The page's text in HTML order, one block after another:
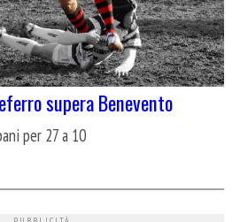
supera Benevento
per 27 a 10